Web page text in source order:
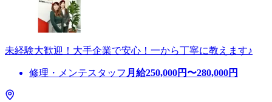
未経験大歓迎！大手企業で安心！一から丁寧に教えます♪
修理・メンテスタッフ 月給250,000円〜280,000円